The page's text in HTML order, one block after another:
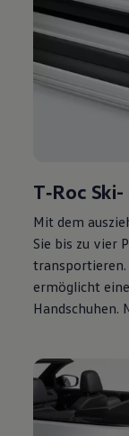
T‑Roc
Mit dem
Sie bis zu vier
ermöglicht
Handschuhen.